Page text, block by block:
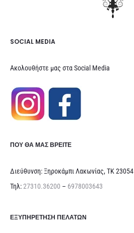
SOCIAL MEDIA
Ακολουθήστε μας στα Social Media
ΠΟΥ ΘΑ ΜΑΣ ΒΡΕΊΤΕ
Διεύθυνση: Ξηροκάμπι Λακωνίας, ΤΚ 23054
Τηλ:27310.36200 – 6978003643
ΕΞΥΠΗΡΈΤΗΣΗ ΠΕΛΑΤΏΝ